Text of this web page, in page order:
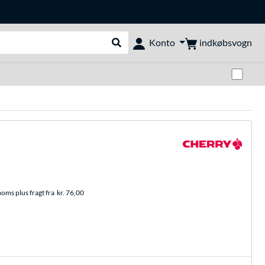
Udfør søgning
Konto indkøbsvogn
plus fragt fra kr. 76,00